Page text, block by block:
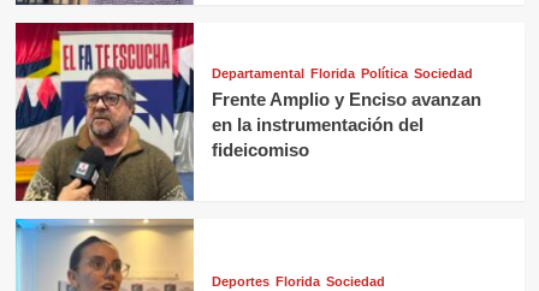
Departamental Florida Política Sociedad
Frente Amplio y Enciso avanzan
en la instrumentación del
fideicomiso
Deportes Florida Sociedad